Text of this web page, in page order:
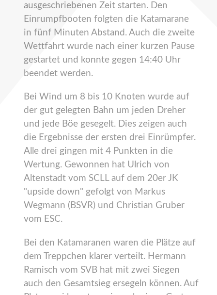
ausgeschriebenen Zeit starten. Den
Einrumpfbooten folgten die Katamarane
in fünf Minuten Abstand. Auch die zweite
Wettfahrt wurde nach einer kurzen Pause
gestartet und konnte gegen 14:40 Uhr
beendet werden.
Bei Wind um 8 bis 10 Knoten wurde auf
der gut gelegten Bahn um jeden Dreher
und jede Böe gesegelt. Dies zeigen auch
die Ergebnisse der ersten drei Einrümpfer.
Alle drei gingen mit 4 Punkten in die
Wertung. Gewonnen hat Ulrich von
Altenstadt vom SCLL auf dem 20er JK
"upside down" gefolgt von Markus
Wegmann (BSVR) und Christian Gruber
vom ESC.
Bei den Katamaranen waren die Plätze auf
dem Treppchen klarer verteilt. Hermann
Ramisch vom SVB hat mit zwei Siegen
auch den Gesamtsieg ersegeln können. Auf